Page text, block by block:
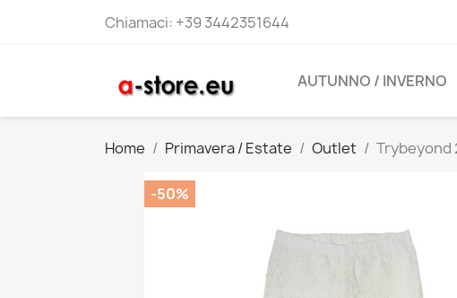
Chiamaci: +39 3442351644
AUTUNNO / INVERNO
Home Primavera / Estate Outlet Trybeyond
-50%